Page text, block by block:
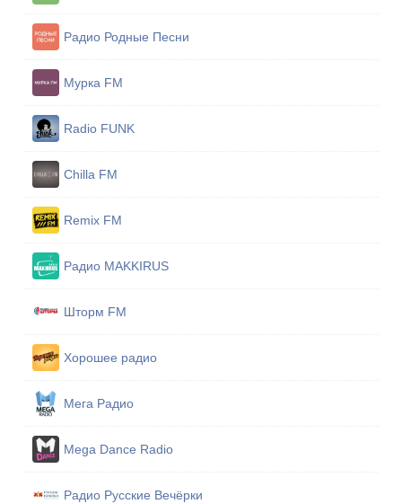
Радио Родные Песни
Мурка FM
Radio FUNK
Chilla FM
Remix FM
Радио MAKKIRUS
Шторм FM
Хорошее радио
Мега Радио
Mega Dance Radio
Радио Русские Вечёрки